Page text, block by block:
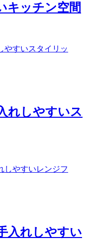
キッチン空間
れしやすいス
入れしやすい